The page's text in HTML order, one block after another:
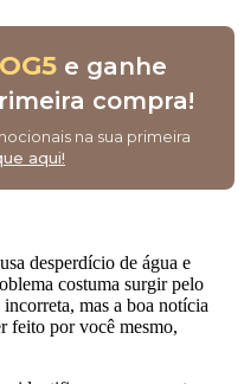
e ganhe
compra!
na sua primeira
aqui!
desperdício de água e
costuma surgir pelo
mas a boa notícia
feito por você mesmo,